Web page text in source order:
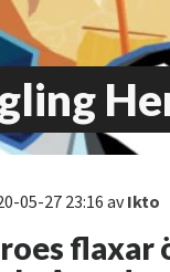
05-27 23:16 avIkto
flaxar